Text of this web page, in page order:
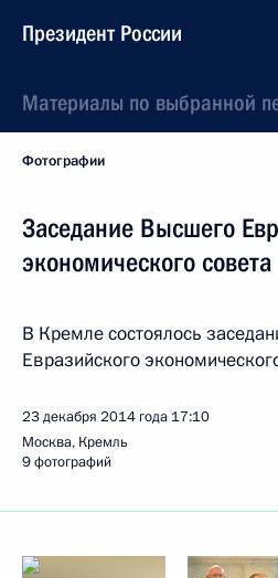
Президент России
Материалы по выбранной
Фотографии
Заседание Высшего
экономического совета
В Кремле состоялось
Евразийского
23 декабря 2014 года 17:10
Москва, Кремль
9 фотографий